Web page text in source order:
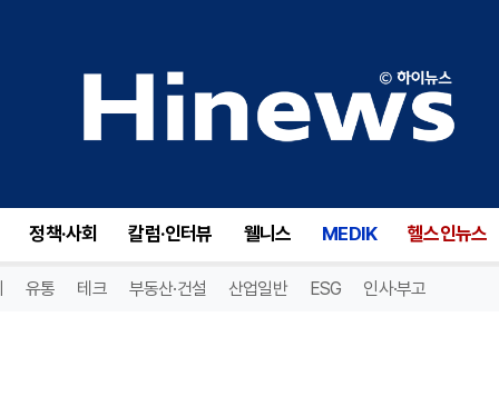
정책·사회 칼럼·인터뷰 웰니스 MEDIK 헬스인뉴스
유통 테크 부동산·건설 산업일반 ESG 인사·부고